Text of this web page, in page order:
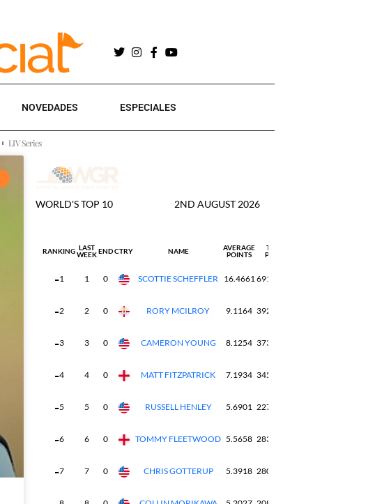
NOVEDADES ESPECIALES
LIV Series